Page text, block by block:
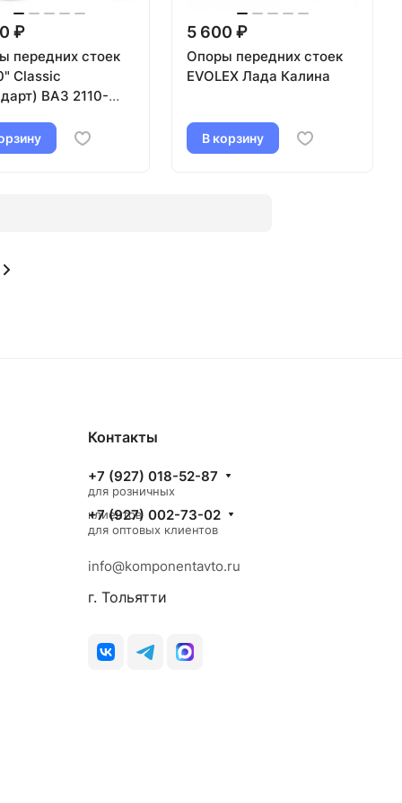
₽
передних стоек
Classic
ВАЗ 2110-
5 600 ₽
Опоры передних стоек
EVOLEX Лада Калина
В корзину
Контакты
+7 (927) 018-52-87
для розничных
клиентов
+7 (927) 002-73-02
для оптовых клиентов
info@komponentavto.ru
г. Тольятти